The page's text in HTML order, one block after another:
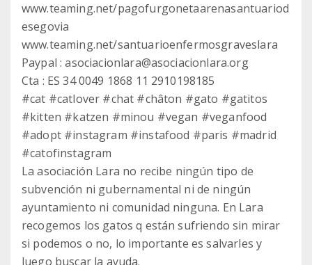
www.teaming.net/pagofurgonetaarenasantuariod
esegovia
www.teaming.net/santuarioenfermosgraveslara
Paypal : asociacionlara@asociacionlara.org
Cta : ES 34 0049 1868 11 2910198185
#cat #catlover #chat #châton #gato #gatitos
#kitten #katzen #minou #vegan #veganfood
#adopt #instagram #instafood #paris #madrid
#catofinstagram
La asociación Lara no recibe ningún tipo de
subvención ni gubernamental ni de ningún
ayuntamiento ni comunidad ninguna. En Lara
recogemos los gatos q están sufriendo sin mirar
si podemos o no, lo importante es salvarles y
luego buscar la ayuda.